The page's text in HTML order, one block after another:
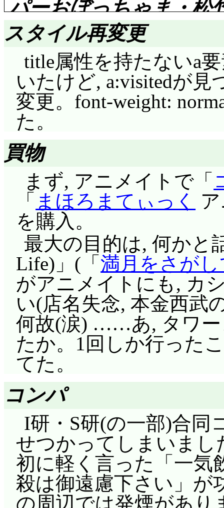
楽俊。しかしそこに,
いては塙麟が呼び出
は剣を手に戦うが, 数
い。そこに一人の男
切り伏せた。男は名
……先の場面で六太が
わたり国を治めてい
り室町時代の生まれ
ーフィッシュ10隻を
モ船長は陽動だと確
る。……ここだけ見る
ってもノーチラス号
全部一撃で破壊して
兵装の2/3を使ったの?
ノーチラス号を真下
イルは新兵器の実験
釣り上げる。全力で
だが叶わず, 空中にま
そして空中戦艦から
れた状態のまま大破
(^^;;; 空中戦艦を貫く
の? [N][S]が書かれた
から持ち上げるばか
なるとすさまじい力
ないか……って普通の
を引き付けるんじゃ
いと。じゃあ「磁場
の「磁場」ですか?
エレクトラは対消滅
ガーゴイルが至近距
イル, ひいてはネオ・
手段だと。だがネモ
アがいるために変わ
評価……☆☆☆☆☆(前回
どれみ達の隣のクラ
やと銭湯の娘の梅野
どれみ達は恰好良い
仕事最優先で家族に
ういう時には息抜き
で, 二人は1日休んで
どれみ達が店の手伝
合で振り回される経
よね。はづき, あいこ
か, 誰にでも大なり小
逃げ出す話が結構多
「息抜きの仕方」です
梅乃湯を手伝うはづ
てきた小竹は, 番台の
二人に気付かず, はづ
分が仰天, 逃げ帰る。
ハナちゃん。いきな
がわからなかったり,
てハナちゃんが暴走
きな女とつるんでい
いわな(^^;;; 思いっき
ハナちゃんのフォロ
か? 寿司に吸い寄せら
パーおぼっちゃま・松
評価……☆☆☆☆☆(前回
「運動は駄目かと思
格では運動は駄目だ
こーいうタイプは結
したので(^^;;; 安純ば
方が優先なのかね
まくり)
さて, 楓達のクラス
でなく人気を集めて
に上回る吸心力のあ
か!)。その名は松竹(
ら面堂終太郎タイプ
っとも黒メガネは, 今
ないがしろにしたり
うとしたミルモをボ
いから仕方がないん
いたってことは, 複数
言う通り, ミルモ無
と摂だけでなく, 安純
たのが良。ミルモと
潰された怒りで魔法
スタイル再変更
title属性を持たないa
いたけど, a:visitedが
変更。font-weight:
た。
買物
まず, アニメイトで「
「 まほろまてぃっく
を購入。
最大の目的は, 何かと
Life)」(「満月をさがし
がアニメイトにも, カ
い(店名失念, 本金西武
何故(涙) ……あ, タワー
たか。1回しか行った
てた。
コンパ
I研・S研(の一部)合同
せつかってしまいまし
初に軽く言った「一気
殺は御遠慮下さい」が
の周辺では発煙があり